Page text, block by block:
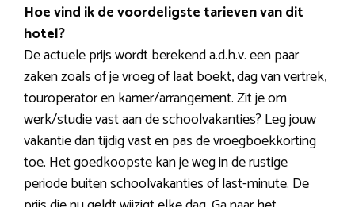
Hoe vind ik de voordeligste tarieven van dit
hotel?
De actuele prijs wordt berekend a.d.h.v. een paar
zaken zoals of je vroeg of laat boekt, dag van vertrek,
touroperator en kamer/arrangement. Zit je om
werk/studie vast aan de schoolvakanties? Leg jouw
vakantie dan tijdig vast en pas de vroegboekkorting
toe. Het goedkoopste kan je weg in de rustige
periode buiten schoolvakanties of last-minute. De